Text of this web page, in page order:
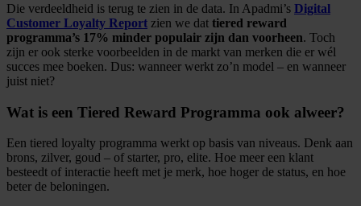
Die verdeeldheid is terug te zien in de data. In Apadmi’s Digital
Customer Loyalty Report zien we dat tiered reward
programma’s 17% minder populair zijn dan voorheen. Toch
zijn er ook sterke voorbeelden in de markt van merken die er wél
succes mee boeken. Dus: wanneer werkt zo’n model – en wanneer
juist niet?
Wat is een Tiered Reward Programma ook alweer?
Een tiered loyalty programma werkt op basis van niveaus. Denk aan
brons, zilver, goud – of starter, pro, elite. Hoe meer een klant
besteedt of interactie heeft met je merk, hoe hoger de status, en hoe
beter de beloningen.